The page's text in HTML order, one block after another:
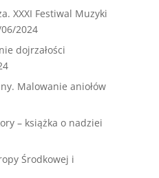
XXXI Festiwal Muzyki
2024
dojrzałości
Malowanie aniołów
– książka o nadziei
Środkowej i